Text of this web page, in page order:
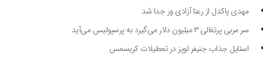
مهدی پاکدل از رعنا آزادی ور جدا شد
سر مربی پرتغالی ۳ میلیون دلار می‌گیرد به پرسپولیس می‌آید
استایل جذاب جنیفر لوپز در تعطیلات کریسمس